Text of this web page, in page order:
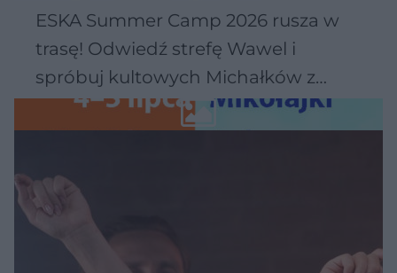
ESKA Summer Camp 2026 rusza w
trasę! Odwiedź strefę Wawel i
spróbuj kultowych Michałków z
Wawelu